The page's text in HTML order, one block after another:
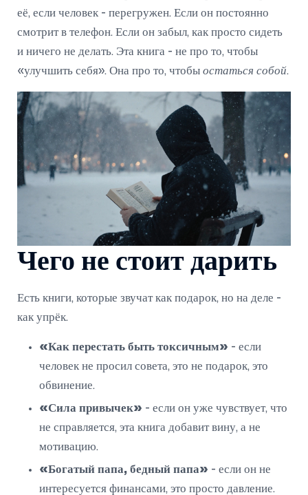
её, если человек - перегружен. Если он постоянно
смотрит в телефон. Если он забыл, как просто сидеть
и ничего не делать. Эта книга - не про то, чтобы
«улучшить себя». Она про то, чтобы остаться собой.
Чего не стоит дарить
Есть книги, которые звучат как подарок, но на деле -
как упрёк.
«Как перестать быть токсичным» - если
человек не просил совета, это не подарок, это
обвинение.
«Сила привычек» - если он уже чувствует, что
не справляется, эта книга добавит вину, а не
мотивацию.
«Богатый папа, бедный папа» - если он не
интересуется финансами, это просто давление.